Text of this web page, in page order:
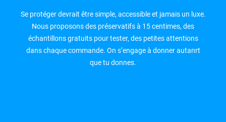
Se protéger devrait être simple, accessible et jamais un luxe.
Nous proposons des préservatifs à 15 centimes, des
échantillons gratuits pour tester, des petites attentions
dans chaque commande. On s’engage à donner autanrt
que tu donnes.